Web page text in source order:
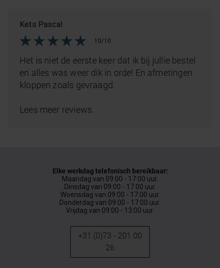
Kets Pascal
10/10
Het is niet de eerste keer dat ik bij jullie bestel
en alles was weer dik in orde! En afmetingen
kloppen zoals gevraagd.
Lees meer reviews
Elke werkdag telefonisch bereikbaar:
Maandag van 09:00 - 17:00 uur.
Dinsdag van 09:00 - 17:00 uur.
Woensdag van 09:00 - 17:00 uur.
Donderdag van 09:00 - 17:00 uur.
Vrijdag van 09:00 - 13:00 uur.
+31 (0)73 - 201 00
26